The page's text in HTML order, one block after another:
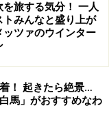
を旅する気分！ 一人
トみんなと盛り上が
ッツァのウインター
！ 起きたら絶景…
馬」がおすすめなわ